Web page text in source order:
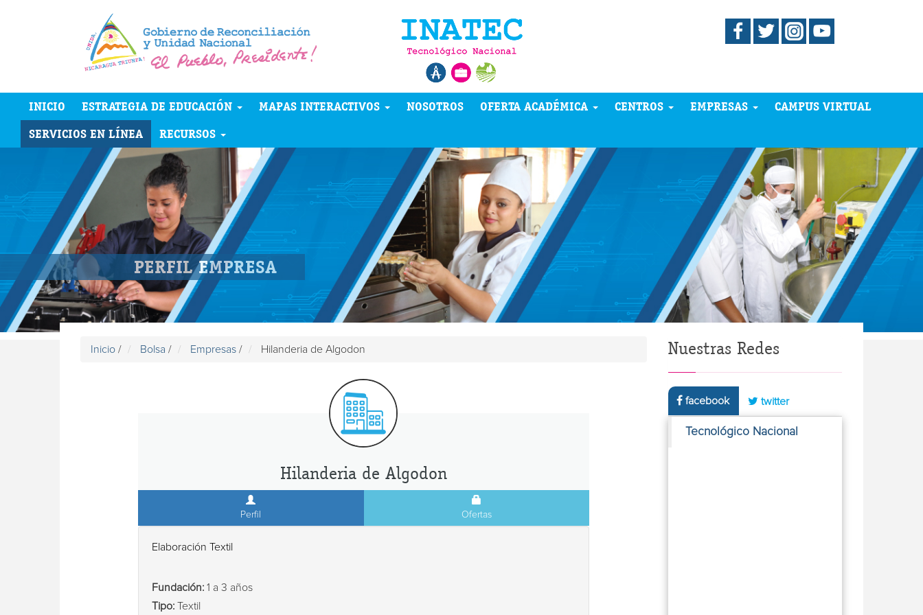
INICIO ESTRATEGIA DE EDUCACIÓN MAPAS INTERACTIVOS NOSOTROS OFERTA ACADÉMICA CENTROS EMPRESAS
CAMPUS VIRTUAL
SERVICIOS EN LÍNEA
RECURSOS
PERFIL EMPRESA
Inicio / Bolsa / Empresas / Hilanderia de Algodon
Hilanderia de Algodon
Perfil Ofertas
Elaboración Textil
Fundación:1 a 3 años
Tipo:Textil
Nuestras Redes
facebook twitter
Tecnológico Nacional